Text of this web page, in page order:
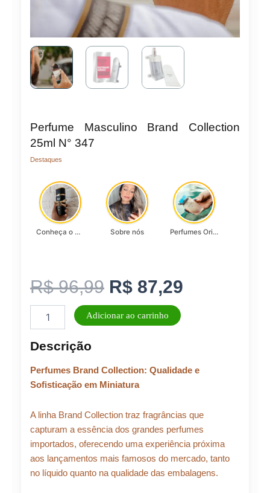
Perfume Masculino Brand Collection
25ml N° 347
Destaques
Conheça o Asad, da Lattafa… Sobre nós Perfumes Originais
R$96,99 O
preço
era:
R$ 87,29
é:
Masculino
Collection
N°
347
Adicionar ao carrinho
Descrição
Perfumes Brand Collection: Qualidade e
Sofisticação em Miniatura
A linha Brand Collection traz fragrâncias que
capturam a essência dos grandes perfumes
importados, oferecendo uma experiência próxima
aos lançamentos mais famosos do mercado, tanto
no líquido quanto na qualidade das embalagens.